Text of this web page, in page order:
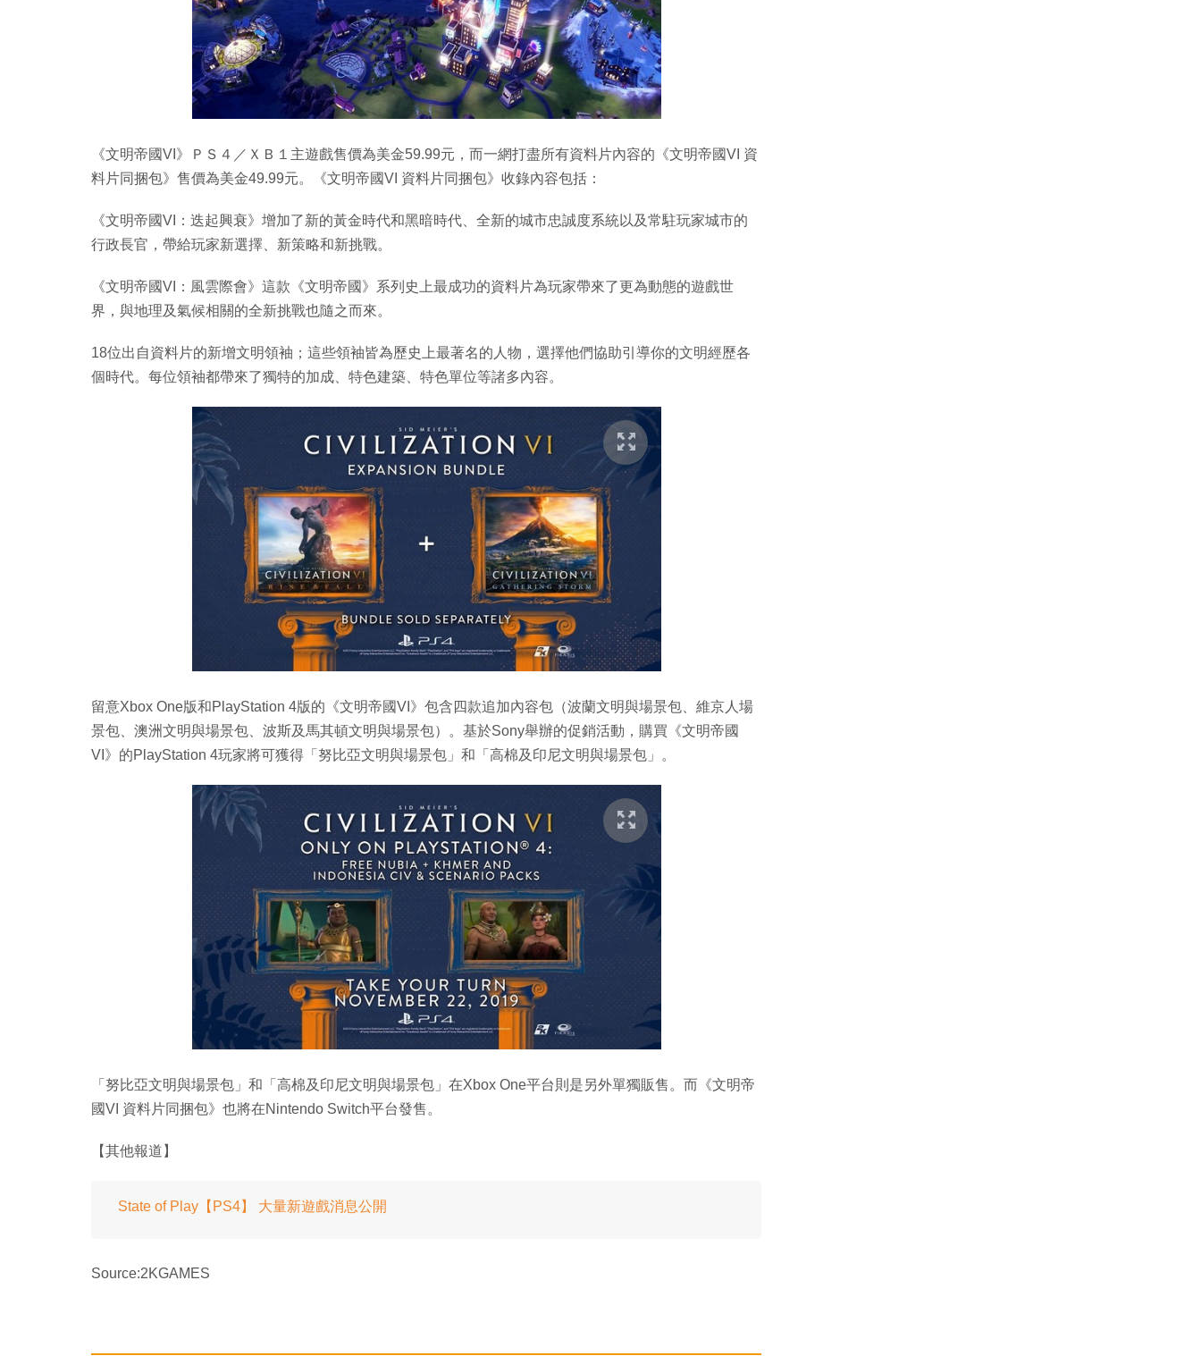
《文明帝國VI》ＰＳ４／ＸＢ１主遊戲售價為美金59.99元，而一網打盡所有資料片內容的《文明帝國VI 資
料片同捆包》售價為美金49.99元。《文明帝國VI 資料片同捆包》收錄內容包括：
《文明帝國VI：迭起興衰》增加了新的黃金時代和黑暗時代、全新的城市忠誠度系統以及常駐玩家城市的
行政長官，帶給玩家新選擇、新策略和新挑戰。
《文明帝國VI：風雲際會》這款《文明帝國》系列史上最成功的資料片為玩家帶來了更為動態的遊戲世
界，與地理及氣候相關的全新挑戰也隨之而來。
18位出自資料片的新增文明領袖；這些領袖皆為歷史上最著名的人物，選擇他們協助引導你的文明經歷各
個時代。每位領袖都帶來了獨特的加成、特色建築、特色單位等諸多內容。
留意Xbox One版和PlayStation 4版的《文明帝國VI》包含四款追加內容包（波蘭文明與場景包、維京人場
景包、澳洲文明與場景包、波斯及馬其頓文明與場景包）。基於Sony舉辦的促銷活動，購買《文明帝國
VI》的PlayStation 4玩家將可獲得「努比亞文明與場景包」和「高棉及印尼文明與場景包」。
「努比亞文明與場景包」和「高棉及印尼文明與場景包」在Xbox One平台則是另外單獨販售。而《文明帝
國VI 資料片同捆包》也將在Nintendo Switch平台發售。
【其他報道】
State of Play【PS4】 大量新遊戲消息公開
Source:2KGAMES